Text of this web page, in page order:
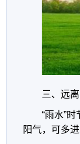
三、远
“雨水”
阳气，可多